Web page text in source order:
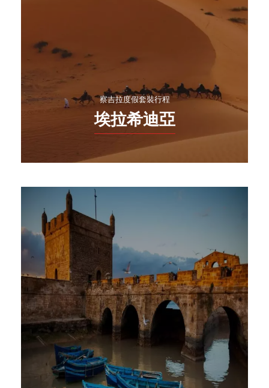
察吉拉度假套裝行程
埃拉希迪亞